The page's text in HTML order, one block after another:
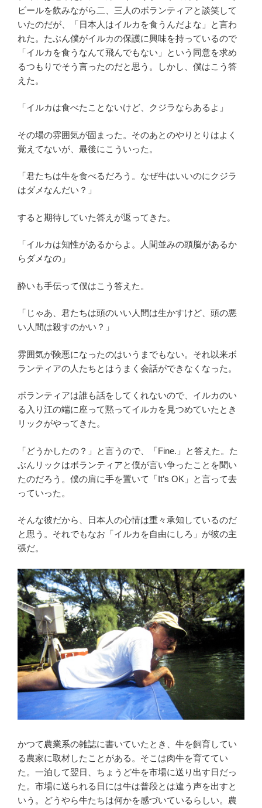
ビールを飲みながら二、三人のボランティアと談笑して
いたのだが、「日本人はイルカを食うんだよな」と言わ
れた。たぶん僕がイルカの保護に興味を持っているので
「イルカを食うなんて飛んでもない」という同意を求め
るつもりでそう言ったのだと思う。しかし、僕はこう答
えた。
「イルカは食べたことないけど、クジラならあるよ」
その場の雰囲気が固まった。そのあとのやりとりはよく
覚えてないが、最後にこういった。
「君たちは牛を食べるだろう。なぜ牛はいいのにクジラ
はダメなんだい？」
すると期待していた答えが返ってきた。
「イルカは知性があるからよ。人間並みの頭脳があるか
らダメなの」
酔いも手伝って僕はこう答えた。
「じゃあ、君たちは頭のいい人間は生かすけど、頭の悪
い人間は殺すのかい？」
雰囲気が険悪になったのはいうまでもない。それ以来ボ
ランティアの人たちとはうまく会話ができなくなった。
ボランティアは誰も話をしてくれないので、イルカのい
る入り江の端に座って黙ってイルカを見つめていたとき
リックがやってきた。
「どうかしたの？」と言うので、「Fine.」と答えた。た
ぶんリックはボランティアと僕が言い争ったことを聞い
たのだろう。僕の肩に手を置いて「It’s OK」と言って去
っていった。
そんな彼だから、日本人の心情は重々承知しているのだ
と思う。それでもなお「イルカを自由にしろ」が彼の主
張だ。
かつて農業系の雑誌に書いていたとき、牛を飼育してい
る農家に取材したことがある。そこは肉牛を育ててい
た。一泊して翌日、ちょうど牛を市場に送り出す日だっ
た。市場に送られる日には牛は普段とは違う声を出すと
いう。どうやら牛たちは何かを感づいているらしい。農